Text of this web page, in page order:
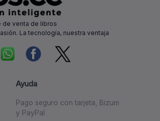
de venta de libros
La tecnología, nuestra ventaja
Ayuda
Pago seguro con tarjeta, Bizum
y PayPal